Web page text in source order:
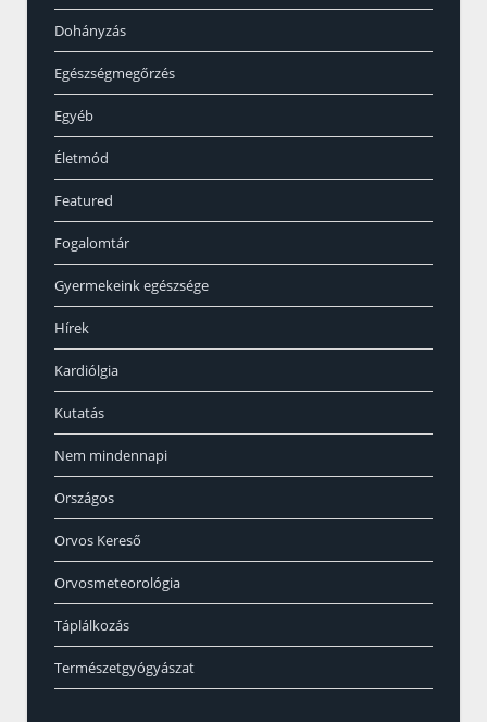
Dohányzás
Egészségmegőrzés
Egyéb
Életmód
Featured
Fogalomtár
Gyermekeink egészsége
Hírek
Kardiólgia
Kutatás
Nem mindennapi
Országos
Orvos Kereső
Orvosmeteorológia
Táplálkozás
Természetgyógyászat